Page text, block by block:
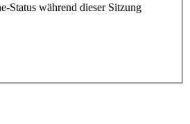
Status während dieser Sitzung